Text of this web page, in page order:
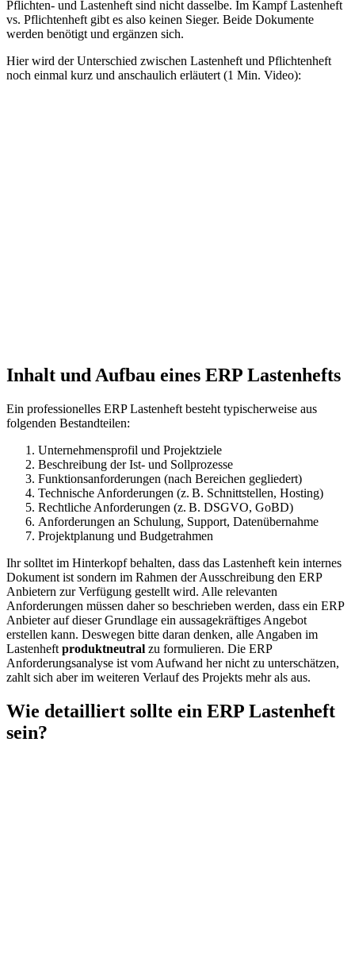
Pflichten- und Lastenheft sind nicht dasselbe. Im Kampf Lastenheft
vs. Pflichtenheft gibt es also keinen Sieger. Beide Dokumente
werden benötigt und ergänzen sich.
Hier wird der Unterschied zwischen Lastenheft und Pflichtenheft
noch einmal kurz und anschaulich erläutert (1 Min. Video):
Inhalt und Aufbau eines ERP Lastenhefts
Ein professionelles ERP Lastenheft besteht typischerweise aus
folgenden Bestandteilen:
Unternehmensprofil und Projektziele
Beschreibung der Ist- und Sollprozesse
Funktionsanforderungen (nach Bereichen gegliedert)
Technische Anforderungen (z. B. Schnittstellen, Hosting)
Rechtliche Anforderungen (z. B. DSGVO, GoBD)
Anforderungen an Schulung, Support, Datenübernahme
Projektplanung und Budgetrahmen
Ihr solltet im Hinterkopf behalten, dass das Lastenheft kein internes
Dokument ist sondern im Rahmen der Ausschreibung den ERP
Anbietern zur Verfügung gestellt wird. Alle relevanten
Anforderungen müssen daher so beschrieben werden, dass ein ERP
Anbieter auf dieser Grundlage ein aussagekräftiges Angebot
erstellen kann. Deswegen bitte daran denken, alle Angaben im
Lastenheft produktneutral zu formulieren. Die ERP
Anforderungsanalyse ist vom Aufwand her nicht zu unterschätzen,
zahlt sich aber im weiteren Verlauf des Projekts mehr als aus.
Wie detailliert sollte ein ERP Lastenheft
sein?